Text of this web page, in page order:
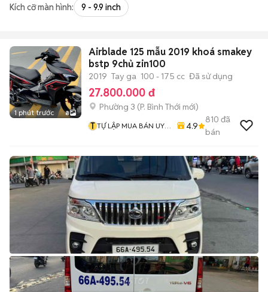
Kích cỡ màn hình: 9 - 9.9 inch
1 phút trước 8
Airblade 125 mẫu 2019 khoá smakey
bstp 9chủ zin100
2019 Tay ga 100 - 175 cc Đã sử dụng
27.800.000 đ
Phường 3 (P. Bình Thới mới)
T TỰ LẬP MUA BÁN UY
4.9
810 đã
bán